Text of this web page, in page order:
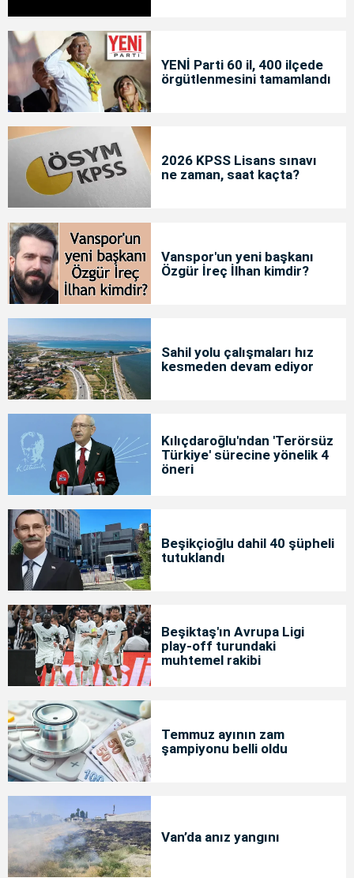
YENİ Parti 60 il, 400 ilçede
örgütlenmesini tamamlandı
2026 KPSS Lisans sınavı
ne zaman, saat kaçta?
Vanspor'un yeni başkanı
Özgür İreç İlhan kimdir?
Sahil yolu çalışmaları hız
kesmeden devam ediyor
Kılıçdaroğlu'ndan 'Terörsüz
Türkiye' sürecine yönelik 4
öneri
Beşikçioğlu dahil 40 şüpheli
tutuklandı
Beşiktaş'ın Avrupa Ligi
play-off turundaki
muhtemel rakibi
Temmuz ayının zam
şampiyonu belli oldu
Van’da anız yangını